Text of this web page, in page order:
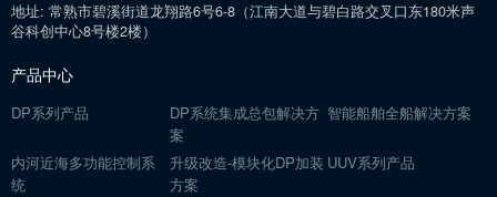
地址: 常熟市碧溪街道龙翔路6号6-8（江南大道与碧白路交叉口东180米声
谷科创中心8号楼2楼）
产品中心
DP系列产品
DP系统集成总包解决方
案
智能船舶全船解决方案
内河近海多功能控制系
统
升级改造-模块化DP加装
方案
UUV系列产品